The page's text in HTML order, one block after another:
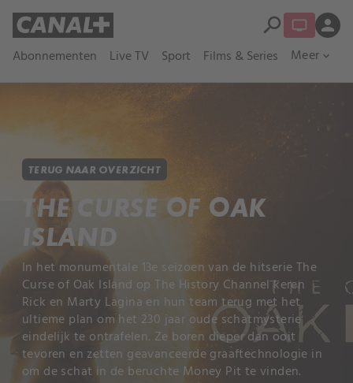
Abonnementen Live TV Sport Films & Series Meer expand_more
search person
TERUG NAAR OVERZICHT
THE CURSE OF OAK
ISLAND
In het monumentale 13e seizoen van de hitserie The
Curse of Oak Island op The History Channel keren
Rick en Marty Lagina en hun team terug met het
ultieme plan om het 230 jaar oude schatmysterie
eindelijk te ontrafelen. Ze boren dieper dan ooit
tevoren en zetten geavanceerde graaftechnologie in
om de schat in de beruchte Money Pit te vinden.